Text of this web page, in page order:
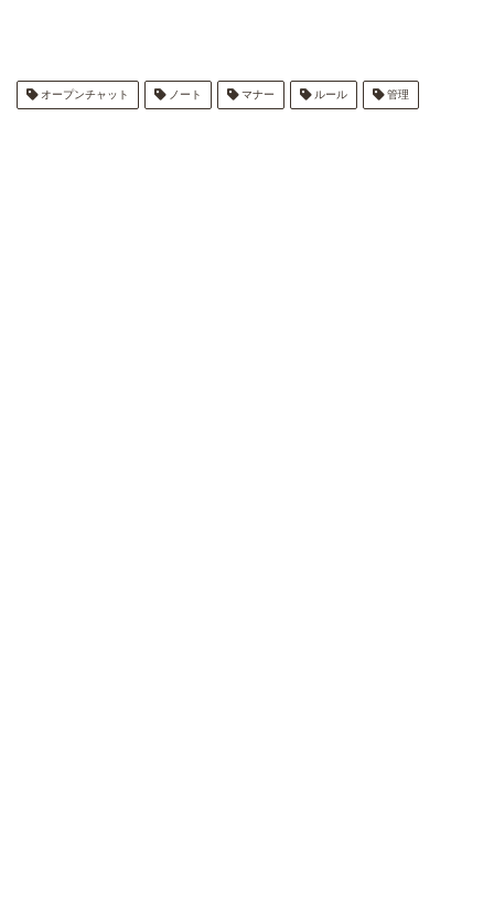
オープンチャット ノート マナー ルール 管理